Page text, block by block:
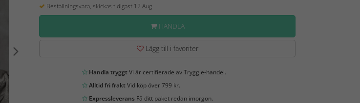
Beställningsvara, skickas tidigast 12 Aug
HANDLA
Lägg till i favoriter
Handla tryggtVi är certifierade av Trygg e-handel.
Alltid fri fraktVid köp över 799 kr.
ExpressleveransFå ditt paket redan imorgon.